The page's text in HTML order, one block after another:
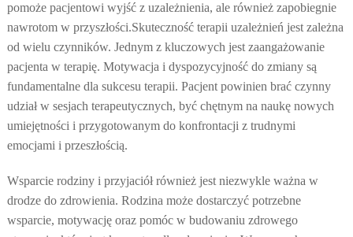
pomoże pacjentowi wyjść z uzależnienia, ale również zapobiegnie
nawrotom w przyszłości.Skuteczność terapii uzależnień jest zależna
od wielu czynników. Jednym z kluczowych jest zaangażowanie
pacjenta w terapię. Motywacja i dyspozycyjność do zmiany są
fundamentalne dla sukcesu terapii. Pacjent powinien brać czynny
udział w sesjach terapeutycznych, być chętnym na naukę nowych
umiejętności i przygotowanym do konfrontacji z trudnymi
emocjami i przeszłością.
Wsparcie rodziny i przyjaciół również jest niezwykle ważna w
drodze do zdrowienia. Rodzina może dostarczyć potrzebne
wsparcie, motywację oraz pomóc w budowaniu zdrowego